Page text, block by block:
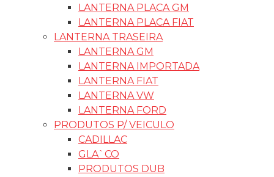
LANTERNA PLACA GM
LANTERNA PLACA FIAT
LANTERNA TRASEIRA
LANTERNA GM
LANTERNA IMPORTADA
LANTERNA FIAT
LANTERNA VW
LANTERNA FORD
PRODUTOS P/ VEICULO
CADILLAC
GLA`CO
PRODUTOS DUB